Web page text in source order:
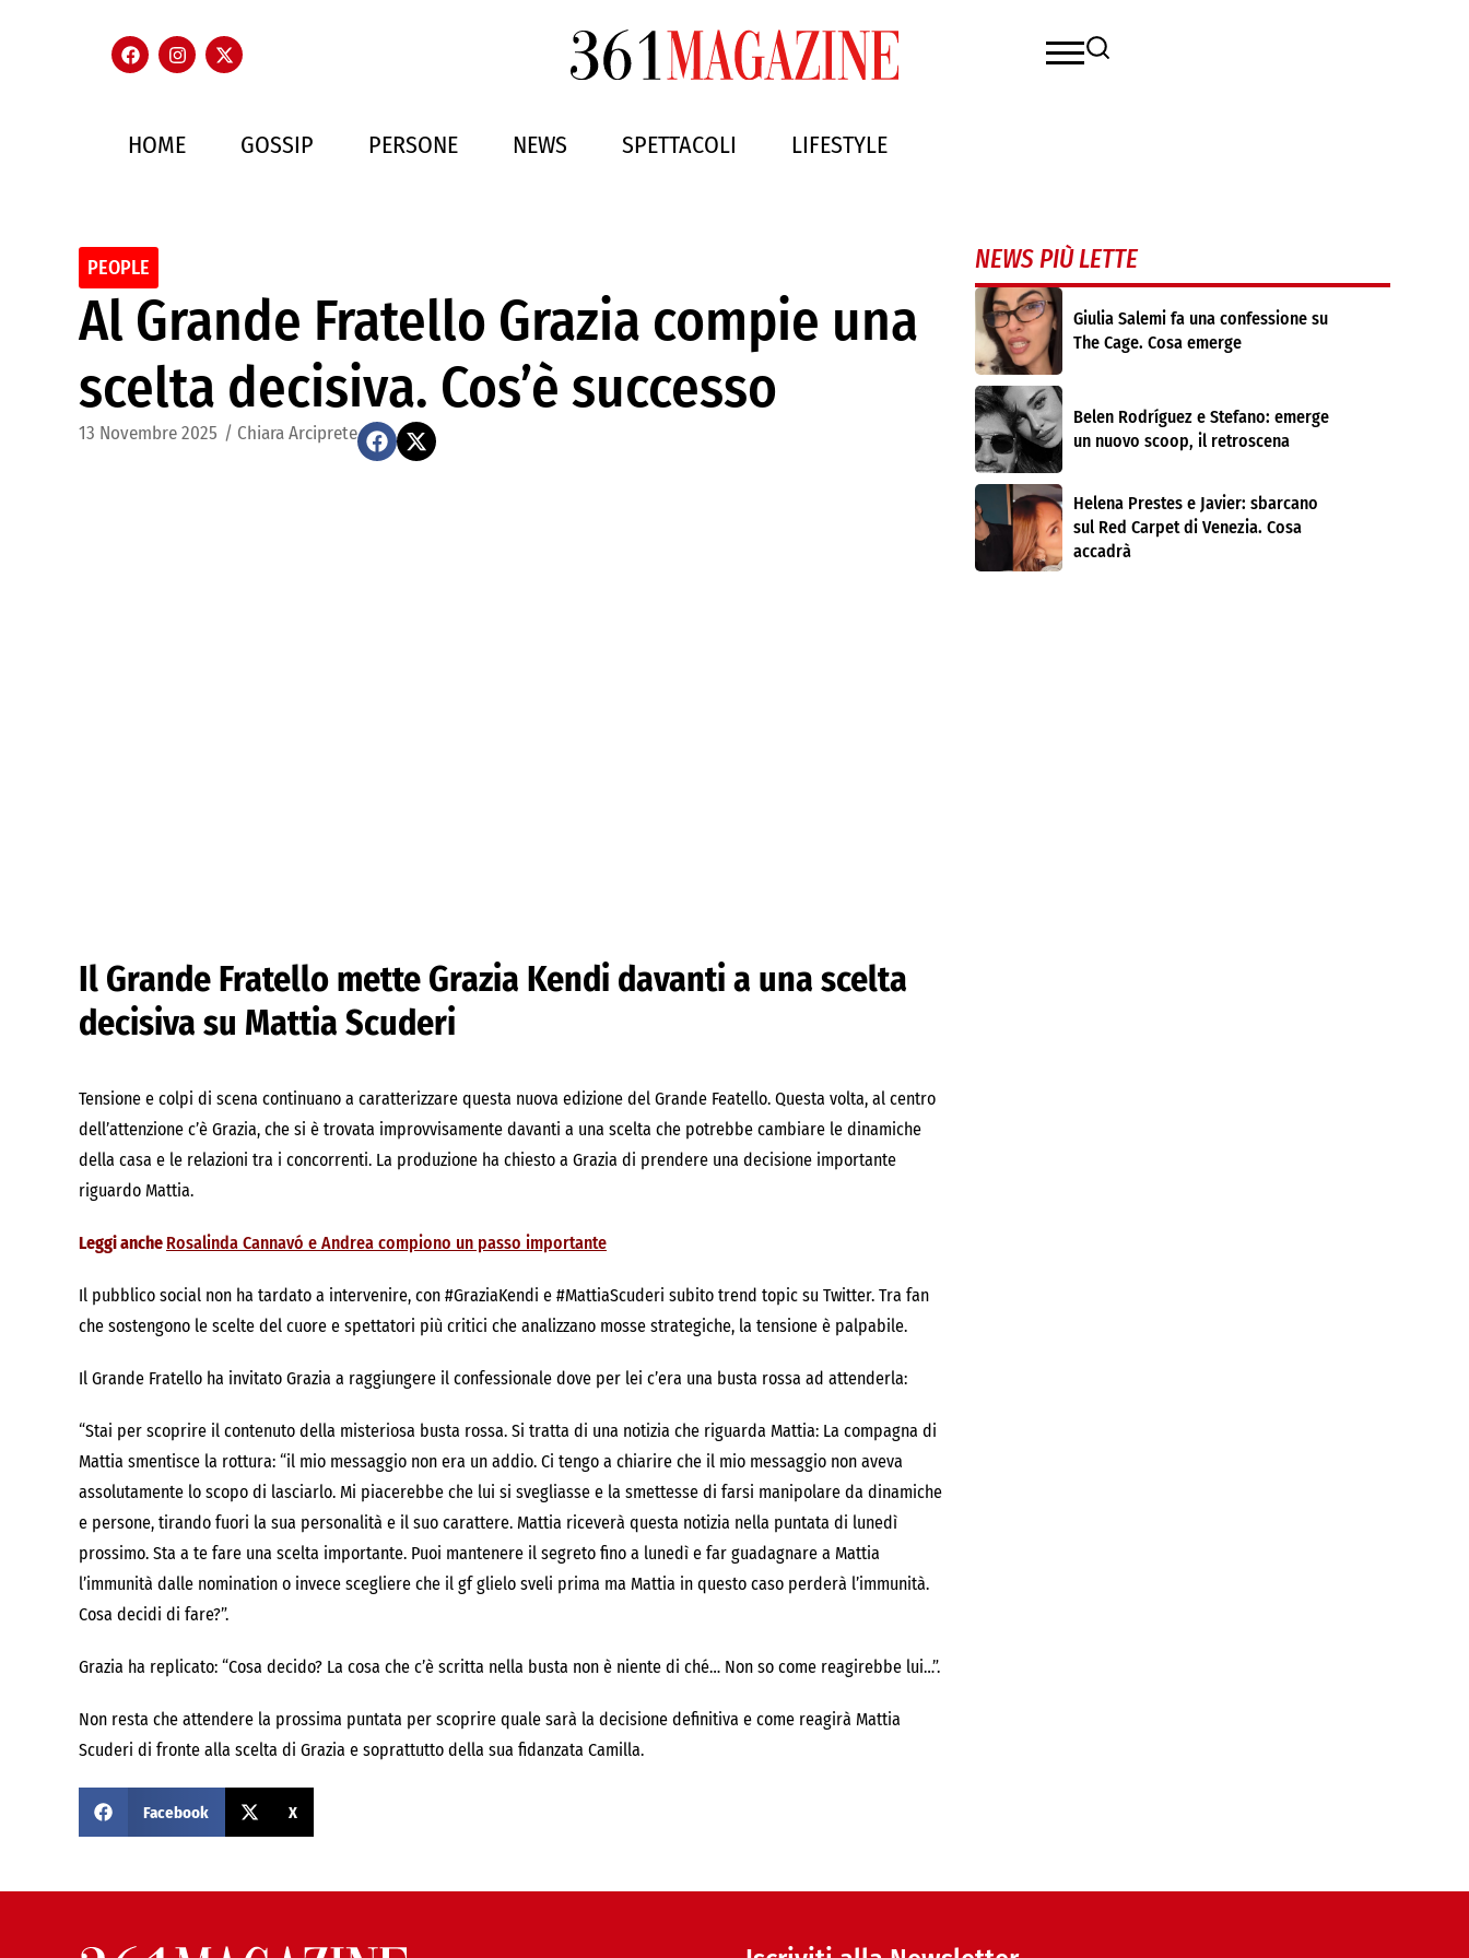
HOME GOSSIP PERSONE NEWS SPETTACOLI LIFESTYLE
PEOPLE
Al Grande Fratello Grazia compie una
scelta decisiva. Cos’è successo
13 Novembre 2025 / Chiara Arciprete
Il Grande Fratello mette Grazia Kendi davanti a una scelta
decisiva su Mattia Scuderi
Tensione e colpi di scena continuano a caratterizzare questa nuova edizione del Grande Featello. Questa volta, al centro
dell’attenzione c’è Grazia, che si è trovata improvvisamente davanti a una scelta che potrebbe cambiare le dinamiche
della casa e le relazioni tra i concorrenti. La produzione ha chiesto a Grazia di prendere una decisione importante
riguardo Mattia.
Leggi anche Rosalinda Cannavó e Andrea compiono un passo importante
Il pubblico social non ha tardato a intervenire, con #GraziaKendi e #MattiaScuderi subito trend topic su Twitter. Tra fan
che sostengono le scelte del cuore e spettatori più critici che analizzano mosse strategiche, la tensione è palpabile.
Il Grande Fratello ha invitato Grazia a raggiungere il confessionale dove per lei c’era una busta rossa ad attenderla:
“Stai per scoprire il contenuto della misteriosa busta rossa. Si tratta di una notizia che riguarda Mattia: La compagna di
Mattia smentisce la rottura: “il mio messaggio non era un addio. Ci tengo a chiarire che il mio messaggio non aveva
assolutamente lo scopo di lasciarlo. Mi piacerebbe che lui si svegliasse e la smettesse di farsi manipolare da dinamiche
e persone, tirando fuori la sua personalità e il suo carattere. Mattia riceverà questa notizia nella puntata di lunedì
prossimo. Sta a te fare una scelta importante. Puoi mantenere il segreto fino a lunedì e far guadagnare a Mattia
l’immunità dalle nomination o invece scegliere che il gf glielo sveli prima ma Mattia in questo caso perderà l’immunità.
Cosa decidi di fare?”.
Grazia ha replicato: “Cosa decido? La cosa che c’è scritta nella busta non è niente di ché… Non so come reagirebbe lui…”.
Non resta che attendere la prossima puntata per scoprire quale sarà la decisione definitiva e come reagirà Mattia
Scuderi di fronte alla scelta di Grazia e soprattutto della sua fidanzata Camilla.
Facebook X
NEWS PIÙ LETTE
Giulia Salemi fa una confessione su
The Cage. Cosa emerge
Belen Rodríguez e Stefano: emerge
un nuovo scoop, il retroscena
Helena Prestes e Javier: sbarcano
sul Red Carpet di Venezia. Cosa
accadrà